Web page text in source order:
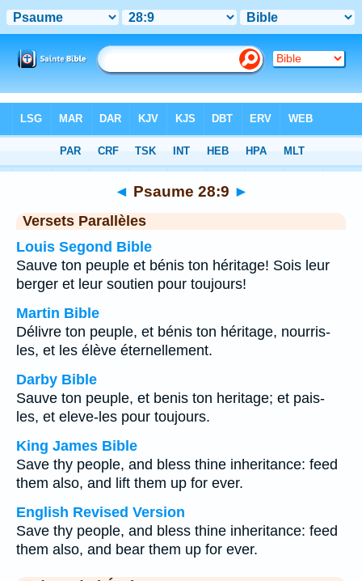
Chapitre 28> Verset 9
◄ Psaume 28:9 ►
Versets Parallèles
Louis Segond Bible
Sauve ton peuple et bénis ton héritage! Sois leur
berger et leur soutien pour toujours!
Martin Bible
Délivre ton peuple, et bénis ton héritage, nourris-
les, et les élève éternellement.
Darby Bible
Sauve ton peuple, et benis ton heritage; et pais-
les, et eleve-les pour toujours.
King James Bible
Save thy people, and bless thine inheritance: feed
them also, and lift them up for ever.
English Revised Version
Save thy people, and bless thine inheritance: feed
them also, and bear them up for ever.